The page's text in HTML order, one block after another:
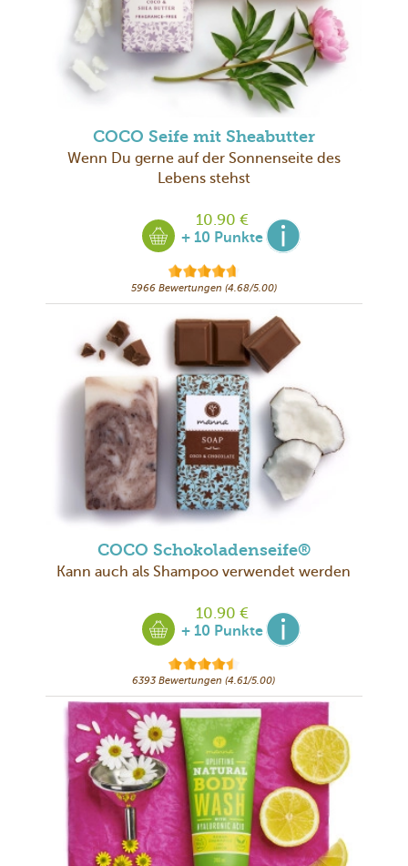
COCO Seife mit Sheabutter
Wenn Du gerne auf der Sonnenseite des
Lebens stehst
10.90 €
+ 10 Punkte
5966 Bewertungen (4.68/5.00)
COCO Schokoladenseife®
Kann auch als Shampoo verwendet werden
10.90 €
+ 10 Punkte
6393 Bewertungen (4.61/5.00)